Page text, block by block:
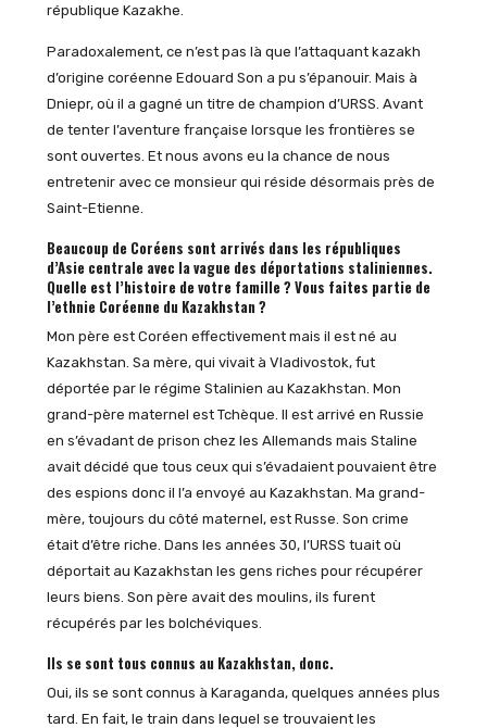
république Kazakhe.
Paradoxalement, ce n’est pas là que l’attaquant kazakh
d’origine coréenne Edouard Son a pu s’épanouir. Mais à
Dniepr, où il a gagné un titre de champion d’URSS. Avant
de tenter l’aventure française lorsque les frontières se
sont ouvertes. Et nous avons eu la chance de nous
entretenir avec ce monsieur qui réside désormais près de
Saint-Etienne.
Beaucoup de Coréens sont arrivés dans les républiques
d’Asie centrale avec la vague des déportations staliniennes.
Quelle est l’histoire de votre famille ? Vous faites partie de
l’ethnie Coréenne du Kazakhstan ?
Mon père est Coréen effectivement mais il est né au
Kazakhstan. Sa mère, qui vivait à Vladivostok, fut
déportée par le régime Stalinien au Kazakhstan. Mon
grand-père maternel est Tchèque. Il est arrivé en Russie
en s’évadant de prison chez les Allemands mais Staline
avait décidé que tous ceux qui s’évadaient pouvaient être
des espions donc il l’a envoyé au Kazakhstan. Ma grand-
mère, toujours du côté maternel, est Russe. Son crime
était d’être riche. Dans les années 30, l’URSS tuait où
déportait au Kazakhstan les gens riches pour récupérer
leurs biens. Son père avait des moulins, ils furent
récupérés par les bolchéviques.
Ils se sont tous connus au Kazakhstan, donc.
Oui, ils se sont connus à Karaganda, quelques années plus
tard. En fait, le train dans lequel se trouvaient les